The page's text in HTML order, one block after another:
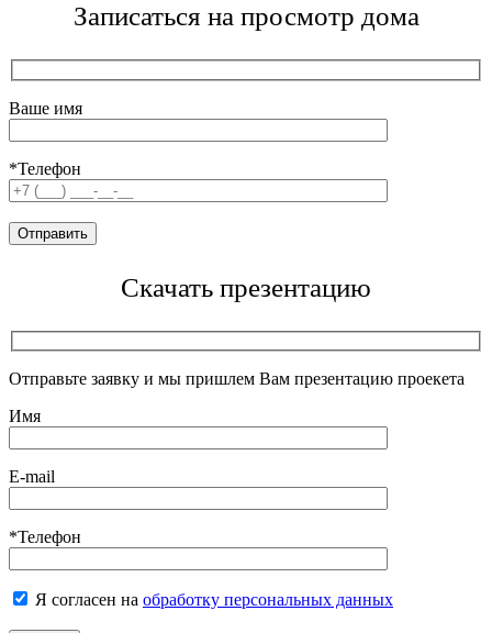
Записаться на просмотр дома
Ваше имя
*Телефон
Скачать презентацию
Отправьте заявку и мы пришлем Вам презентацию проекета
Имя
E-mail
*Телефон
Я согласен на обработку персональных данных